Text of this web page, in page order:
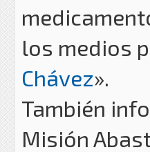
los medios
Chávez».
También
Misión